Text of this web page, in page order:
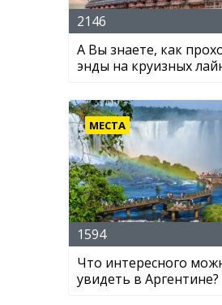
2146
А Вы знаете, как
энды на круизных
МЕСТА
1594
Что интересного
увидеть в Аргентине?